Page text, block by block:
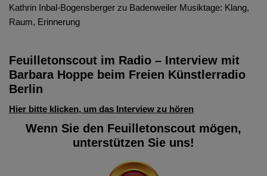
Kathrin Inbal-Bogensberger zu Badenweiler Musiktage: Klang,
Raum, Erinnerung
Feuilletonscout im Radio – Interview mit
Barbara Hoppe beim Freien Künstlerradio
Berlin
Hier bitte klicken, um das Interview zu hören
Wenn Sie den Feuilletonscout mögen,
unterstützen Sie uns!